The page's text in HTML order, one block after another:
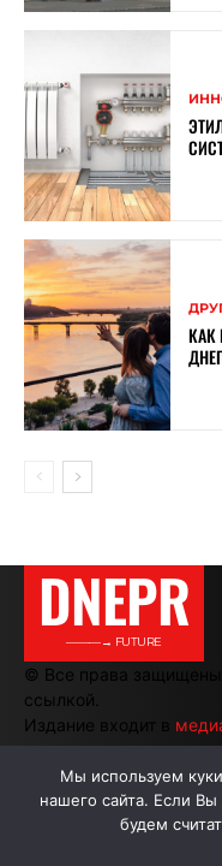
КАК
DNEPR
———→ FUTURE
© Все права
ссылкой.
Издание входит в
Мы используем
нашего сайта. Если
будем